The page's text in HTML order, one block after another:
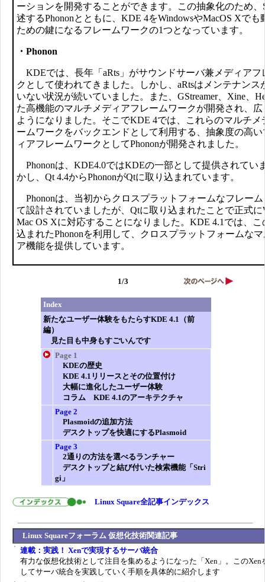
ーションを開発することができます。この抽象化のため、
述するPhononとともに、KDE 4をWindowsやMacOS Xでも
ための鍵になるフレームワークの1つとなっています。
・Phonon
KDEでは、長年「aRts」がサウンドサーバ兼メディアフ
クとして使われてきました。しかし、aRtsはメンテナンス
いない状況が続いていました。また、GStreamer、Xine、
た高機能のマルチメディアフレームワークが開発され、
ようになりました。そこでKDE 4では、これらのマルチメ
ームワークをバックエンドとして利用する、抽象度の高
ィアフレームワークとしてPhononが開発されました。
Phononは、KDE4.0ではKDEの一部として提供されてい
かし、Qt 4.4からPhononがQtに取り込まれています。
Phononは、当初からクロスプラットフォームなフレー
て設計されていましたが、Qtに取り込まれたことで正式に
Mac OS Xに対応することになりました。KDE 4.1では、こ
込まれたPhononを利用して、クロスプラットフォームな
ア機能を提供しています。
1/3
Index
新たなユーザー体験をもたらすKDE 4.1（前
編）
見た目も中身もすごいんです
Page 1
KDEの歴史
KDE 4.1リリースとその位置付け
大幅に進化したユーザー体験
コラム KDE 4.1のアーキテクチャ
Page 2
Plasmoidの追加方法
デスクトップを快適にするPlasmoid
Page 3
2通りの方法を選べるランチャー
デスクトップと結び付いた検索機能「Stri
gi」
Linux Square全記事インデックス
Linux Squareフォーラム 仮想化技術関連記事
連載：実践！ Xenで実現するサーバ統合
有力な仮想化技術として注目を集めるようになった「Xen」。このXen
してサーバ統合を実践していく手順を具体的に紹介します